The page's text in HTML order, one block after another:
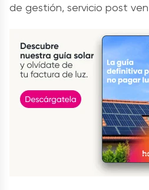
de gestión, servicio post